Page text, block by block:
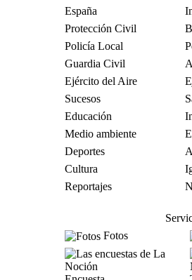
España
Protección Civil
Policía Local
Guardia Civil
Ejército del Aire
Sucesos
Educación
Medio ambiente
Deportes
Cultura
Reportajes
Fotos